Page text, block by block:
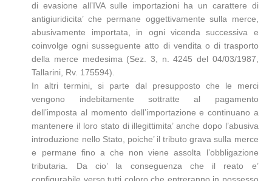
di evasione all’IVA sulle importazioni ha un carattere di
antigiuridicita’ che permane oggettivamente sulla merce,
abusivamente importata, in ogni vicenda successiva e
coinvolge ogni susseguente atto di vendita o di trasporto
della merce medesima (Sez. 3, n. 4245 del 04/03/1987,
Tallarini, Rv. 175594).
In altri termini, si parte dal presupposto che le merci
vengono indebitamente sottratte al pagamento
dell’imposta al momento dell’importazione e continuano a
mantenere il loro stato di illegittimita’ anche dopo l’abusiva
introduzione nello Stato, poiche’ il tributo grava sulla merce
e permane fino a che non viene assolta l’obbligazione
tributaria. Da cio’ la conseguenza che il reato e’